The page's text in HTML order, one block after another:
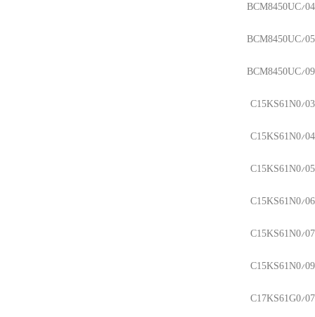
BCM8450UC/04
BCM8450UC/05
BCM8450UC/09
C15KS61N0/03
C15KS61N0/04
C15KS61N0/05
C15KS61N0/06
C15KS61N0/07
C15KS61N0/09
C17KS61G0/07